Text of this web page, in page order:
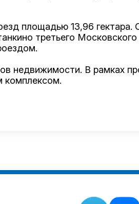
площадью 13,96 гектара.
третьего Московского
недвижимости. В рамках
комплексом.